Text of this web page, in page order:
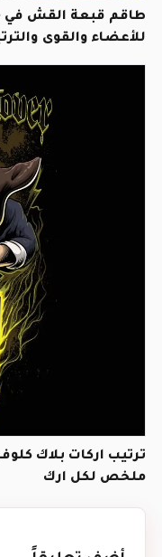
للأعضاء والقوى
ترتيب اركات بلاك
ملخص لكل ارك